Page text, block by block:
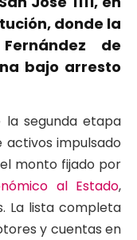
donde la
de
bajo arresto
la segunda etapa
impulsado
monto fijado por
al Estado,
La lista completa
y cuentas en